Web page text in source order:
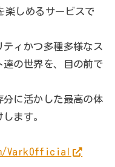
アカウントをフォロ
を添付して対象のツ
いた方の中から、抽
円分が当たりま